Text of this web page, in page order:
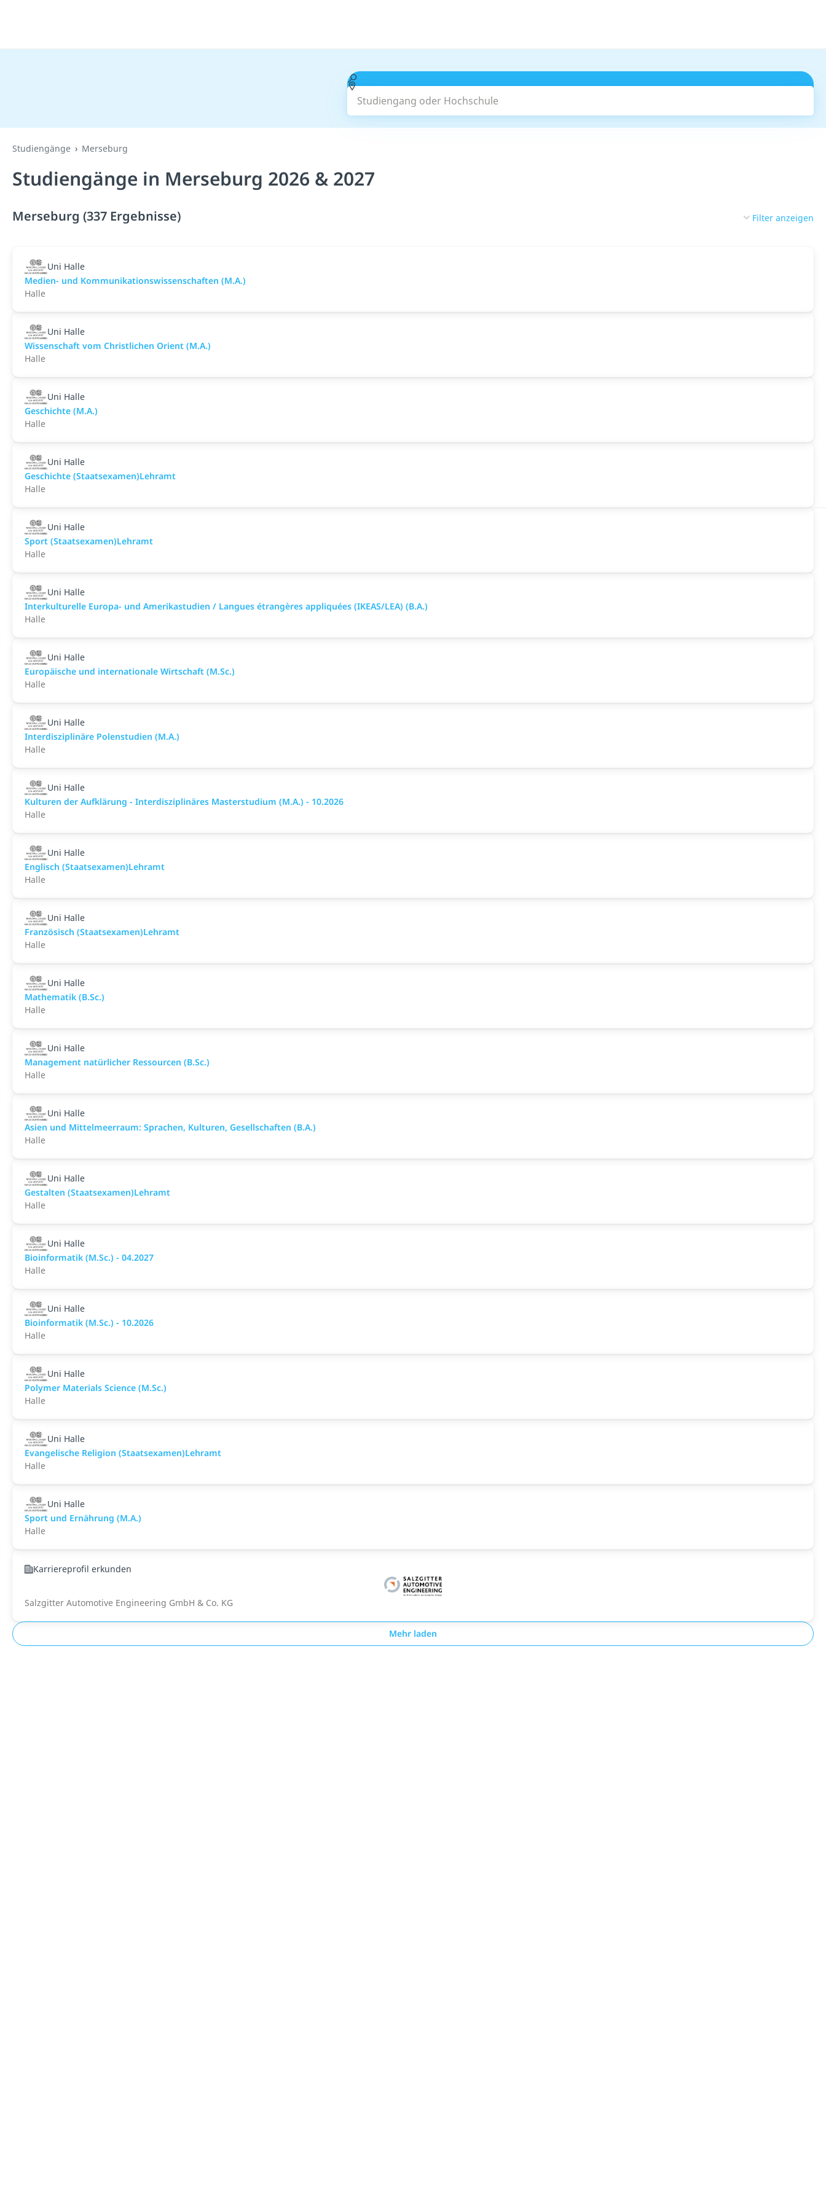
Studiengang oder Hochschule
Studiengänge Merseburg
Studiengänge in Merseburg 2026 & 2027
Merseburg (337 Ergebnisse) Filter anzeigen
Uni Halle
Medien- und Kommunikationswissenschaften (M.A.)
Halle
Uni Halle
Wissenschaft vom Christlichen Orient (M.A.)
Halle
Uni Halle
Geschichte (M.A.)
Halle
Uni Halle
Geschichte (Staatsexamen)Lehramt
Halle
Uni Halle
Sport (Staatsexamen)Lehramt
Halle
Uni Halle
Interkulturelle Europa- und Amerikastudien / Langues étrangères appliquées (IKEAS/LEA) (B.A.)
Halle
Uni Halle
Europäische und internationale Wirtschaft (M.Sc.)
Halle
Uni Halle
Interdisziplinäre Polenstudien (M.A.)
Halle
Uni Halle
Kulturen der Aufklärung - Interdisziplinäres Masterstudium (M.A.) - 10.2026
Halle
Uni Halle
Englisch (Staatsexamen)Lehramt
Halle
Uni Halle
Französisch (Staatsexamen)Lehramt
Halle
Uni Halle
Mathematik (B.Sc.)
Halle
Uni Halle
Management natürlicher Ressourcen (B.Sc.)
Halle
Uni Halle
Asien und Mittelmeerraum: Sprachen, Kulturen, Gesellschaften (B.A.)
Halle
Uni Halle
Gestalten (Staatsexamen)Lehramt
Halle
Uni Halle
Bioinformatik (M.Sc.) - 04.2027
Halle
Uni Halle
Bioinformatik (M.Sc.) - 10.2026
Halle
Uni Halle
Polymer Materials Science (M.Sc.)
Halle
Uni Halle
Evangelische Religion (Staatsexamen)Lehramt
Halle
Uni Halle
Sport und Ernährung (M.A.)
Halle
Karriereprofil erkunden
Salzgitter Automotive Engineering GmbH & Co. KG
Mehr laden